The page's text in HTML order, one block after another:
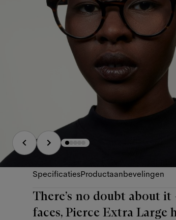
SpecificatiesProductaanbevelingen
There’s no doubt about
faces, Pierce Extra Large